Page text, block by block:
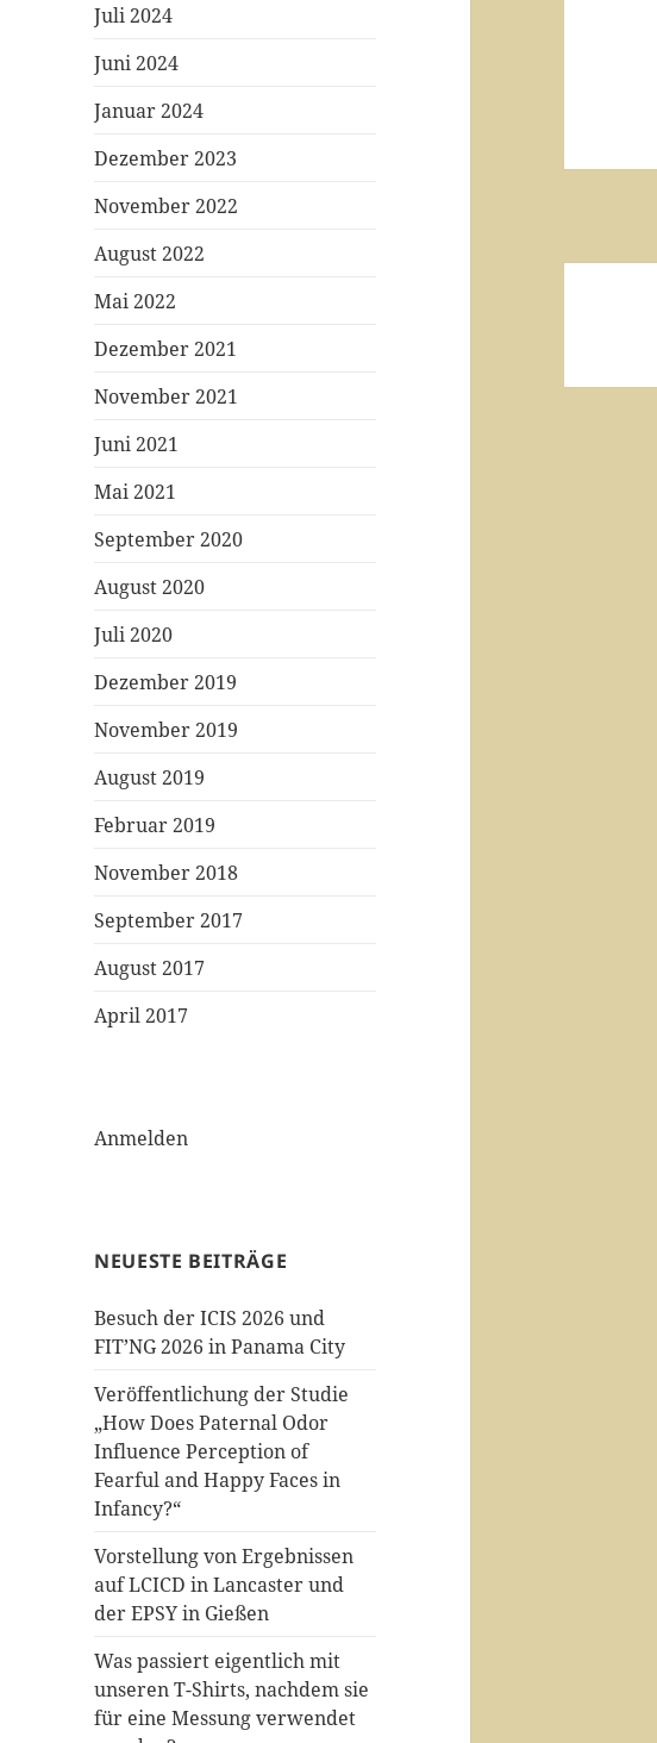
Juli 2024
Juni 2024
Januar 2024
Dezember 2023
November 2022
August 2022
Mai 2022
Dezember 2021
November 2021
Juni 2021
Mai 2021
September 2020
August 2020
Juli 2020
Dezember 2019
November 2019
August 2019
Februar 2019
November 2018
September 2017
August 2017
April 2017
Anmelden
NEUESTE BEITRÄGE
Besuch der ICIS 2026 und
FIT’NG 2026 in Panama City
Veröffentlichung der Studie
„How Does Paternal Odor
Influence Perception of
Fearful and Happy Faces in
Infancy?“
Vorstellung von Ergebnissen
auf LCICD in Lancaster und
der EPSY in Gießen
Was passiert eigentlich mit
unseren T-Shirts, nachdem sie
für eine Messung verwendet